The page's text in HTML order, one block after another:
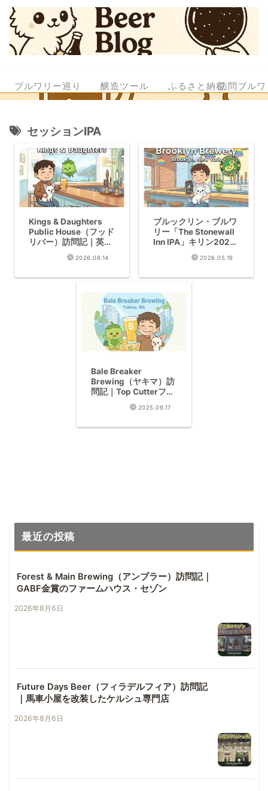
ブルワリー巡り 醸造ツール ふるさと納税訪問ブル
セッションIPA
Kings & Daughters
Public House（フッド
リバー）訪問記｜英国
パブ発想のSoft IPA
2026.06.14
ブルックリン・ブルワ
リー「The Stonewall
Inn IPA」キリン2026
年5月数量限定発売｜
LGBTQサポートのセ
2026.05.19
Bale Breaker
Brewing（ヤキマ）訪
問記｜Top Cutterフレ
ッシュホップ版が最高
2025.09.17
最近の投稿
Forest & Main Brewing（アンブラー）訪問記｜
GABF金賞のファームハウス・セゾン
2026年8月6日
Future Days Beer（フィラデルフィア）訪問記
｜馬車小屋を改装したケルシュ専門店
2026年8月6日